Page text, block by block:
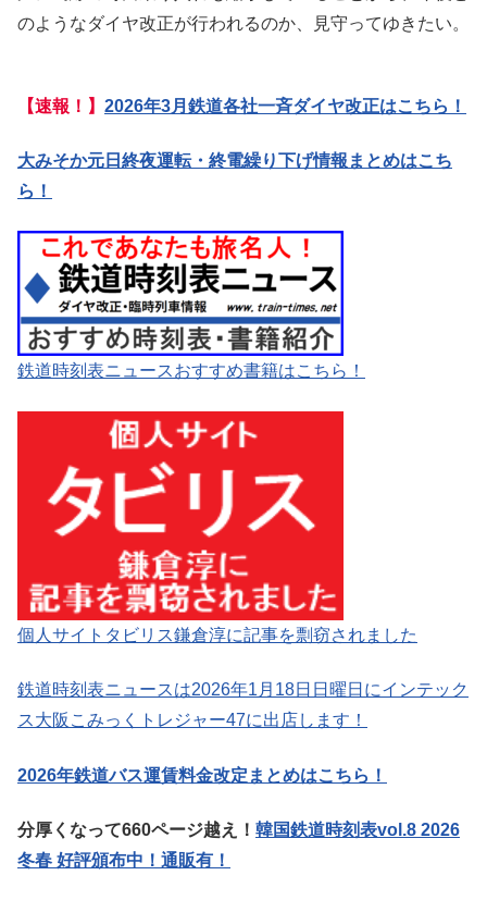
のようなダイヤ改正が行われるのか、見守ってゆきたい。
【速報！】 2026年3月鉄道各社一斉ダイヤ改正はこちら！
大みそか元日終夜運転・終電繰り下げ情報まとめはこち
ら！
鉄道時刻表ニュースおすすめ書籍はこちら！
個人サイトタビリス鎌倉淳に記事を剽窃されました
鉄道時刻表ニュースは2026年1月18日日曜日にインテック
ス大阪こみっくトレジャー47に出店します！
2026年鉄道バス運賃料金改定まとめはこちら！
分厚くなって660ページ越え！ 韓国鉄道時刻表vol.8 2026
冬春 好評頒布中！通販有！